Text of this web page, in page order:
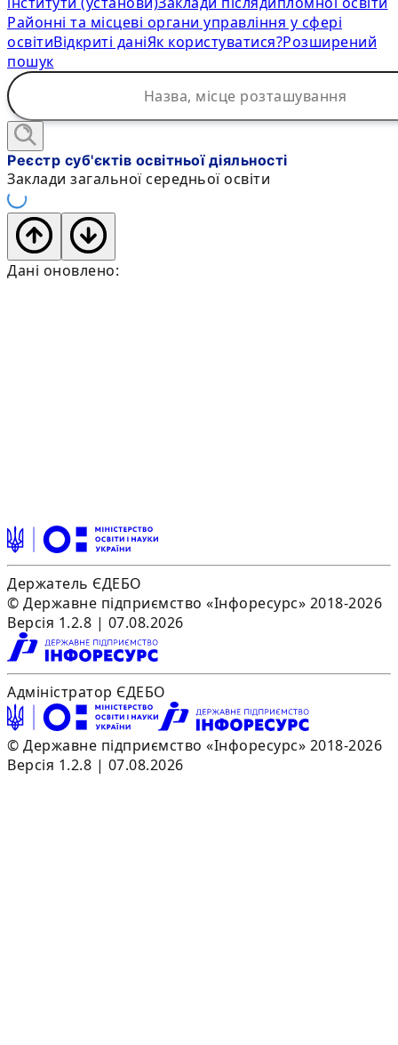
Районні та місцеві органи управління у сфері
освітиВідкриті даніЯк користуватися?Розширений
пошук
Реєстр суб'єктів освітньої діяльності
Заклади загальної середньої освіти
Дані оновлено:
Держатель ЄДЕБО
© Державне підприємство «Інфоресурс» 2018-2026
Версія 1.2.8 | 07.08.2026
Адміністратор ЄДЕБО
© Державне підприємство «Інфоресурс» 2018-2026
Версія 1.2.8 | 07.08.2026